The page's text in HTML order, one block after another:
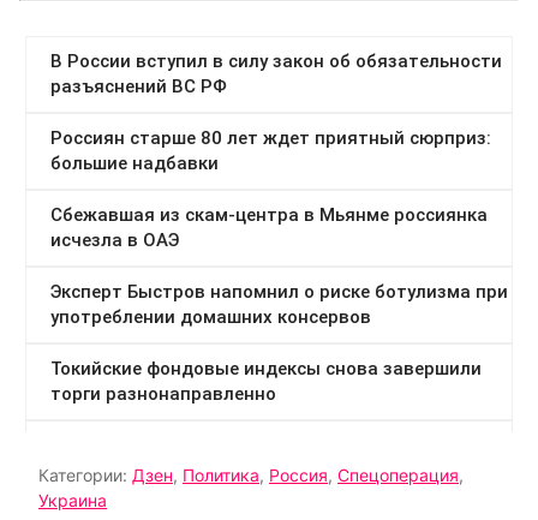
Категории: Дзен, Политика, Россия, Спецоперация,
Украина